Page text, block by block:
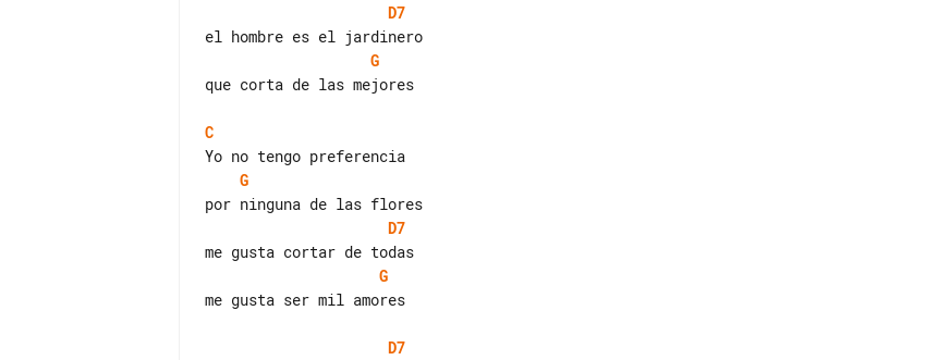
D7
G
que corta de las mejores
C
G
D7
G
me gusta ser mil amores
D7